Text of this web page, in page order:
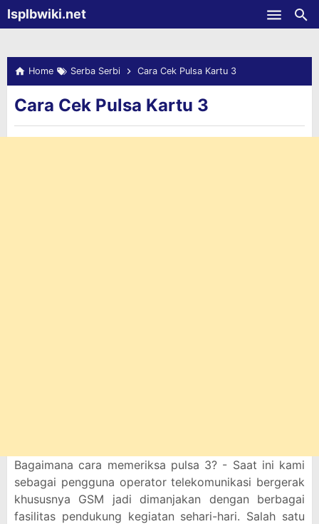
-->Isplbwiki.net
Home Serba Serbi Cara Cek Pulsa Kartu 3
Cara Cek Pulsa Kartu 3
Bagaimana cara memeriksa pulsa 3? - Saat ini kami
sebagai pengguna operator telekomunikasi bergerak
khususnya GSM jadi dimanjakan dengan berbagai
fasilitas pendukung kegiatan sehari-hari. Salah satu